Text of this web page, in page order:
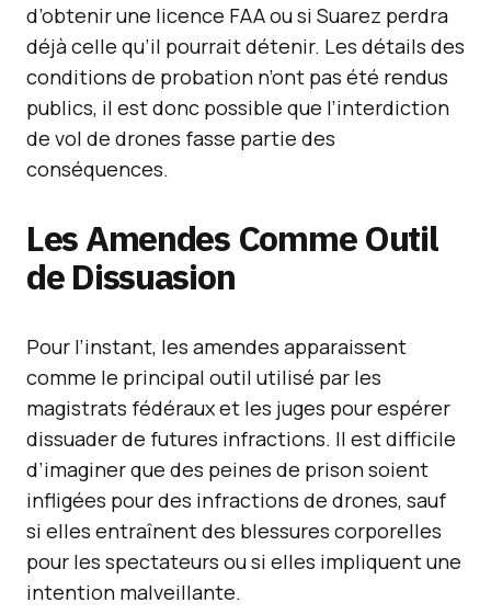
d’obtenir une licence FAA ou si Suarez perdra
déjà celle qu’il pourrait détenir. Les détails des
conditions de probation n’ont pas été rendus
publics, il est donc possible que l’interdiction
de vol de drones fasse partie des
conséquences.
Les Amendes Comme Outil
de Dissuasion
Pour l’instant, les amendes apparaissent
comme le principal outil utilisé par les
magistrats fédéraux et les juges pour espérer
dissuader de futures infractions. Il est difficile
d’imaginer que des peines de prison soient
infligées pour des infractions de drones, sauf
si elles entraînent des blessures corporelles
pour les spectateurs ou si elles impliquent une
intention malveillante.